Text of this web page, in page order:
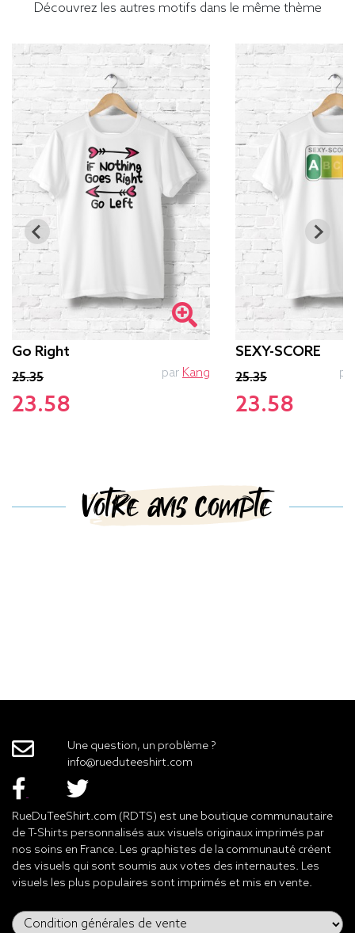
Découvrez les autres motifs dans le même thème
Go Right
25.35
23.58
par Kang
SEXY-SCORE
25.35
23.58
Votre avis compte
Une question, un problème ?
info@rueduteeshirt.com
RueDuTeeShirt.com (RDTS) est une boutique communautaire
de T-Shirts personnalisés aux visuels originaux imprimés par
nos soins en France. Les graphistes de la communauté créent
des visuels qui sont soumis aux votes des internautes. Les
visuels les plus populaires sont imprimés et mis en vente.